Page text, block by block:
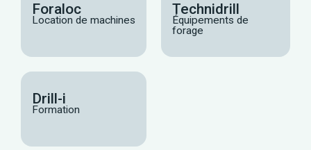
Foraloc
Location de machines
Technidrill
Équipements de
forage
Drill-i
Formation